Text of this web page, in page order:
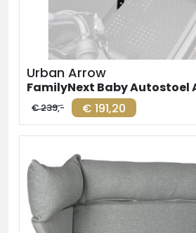
Urban Arrow
€ 191,20
€ 239,-